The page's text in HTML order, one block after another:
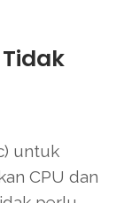
untuk
CPU dan